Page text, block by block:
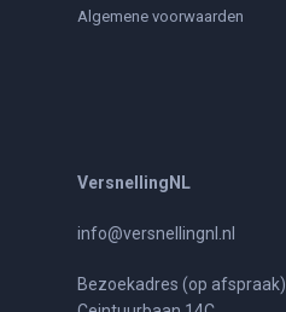
Algemene voorwaarden
VersnellingNL
info@versnellingnl.nl
Bezoekadres (op afspraak)